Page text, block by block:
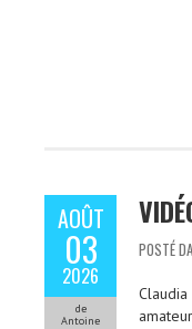
AOÛT
03
2026
de
Antoine
POSTÉ